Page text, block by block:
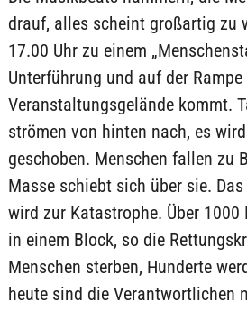
drauf, alles scheint großartig zu
17.00 Uhr zu einem
Unterführung und auf der Rampe
Veranstaltungsgelände kommt.
strömen von hinten nach, es
geschoben. Menschen fallen zu
Masse schiebt sich über sie.
wird zur Katastrophe. Über 1000
in einem Block, so die
Menschen sterben, Hunderte
heute sind die Verantwortlichen